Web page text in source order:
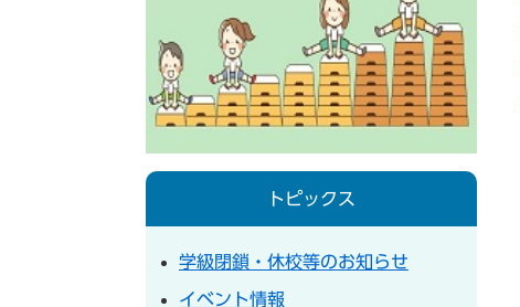
トピックス
学級閉鎖・休校等のお知らせ
イベント情報